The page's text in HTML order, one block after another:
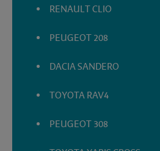
RENAULT CLIO
PEUGEOT 208
DACIA SANDERO
TOYOTA RAV4
PEUGEOT 308